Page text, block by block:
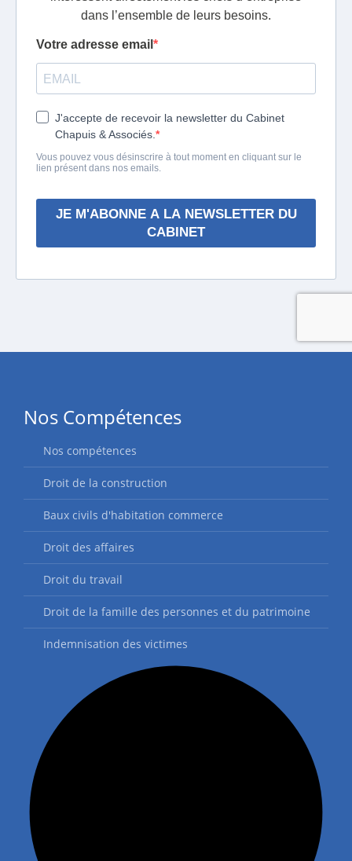
Nos Compétences
Nos compétences
Droit de la construction
Baux civils d'habitation commerce
Droit des affaires
Droit du travail
Droit de la famille des personnes et du patrimoine
Indemnisation des victimes